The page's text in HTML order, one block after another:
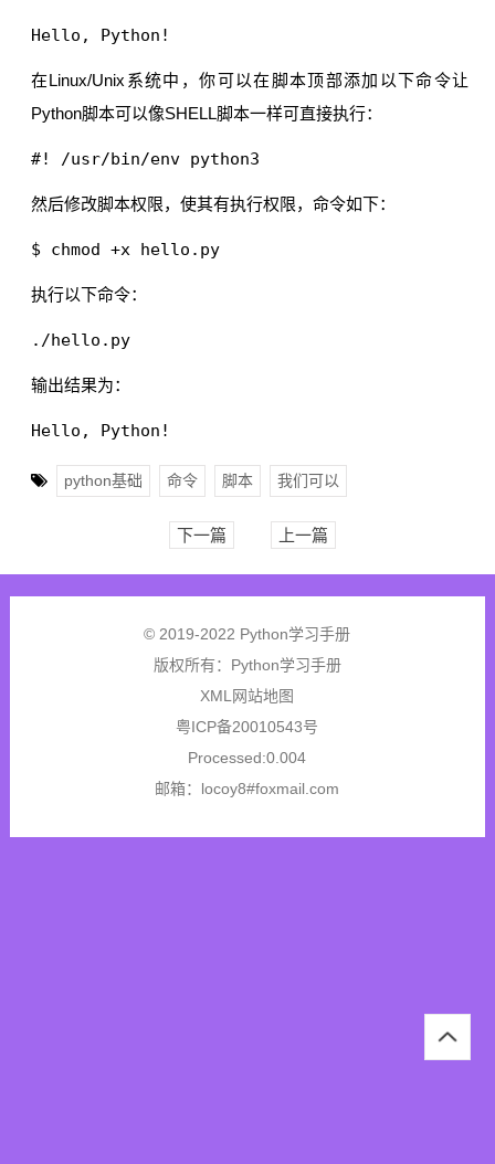
在Linux/Unix系统中，你可以在脚本顶部添加以下命令让
Python脚本可以像SHELL脚本一样可直接执行：
然后修改脚本权限，使其有执行权限，命令如下：
执行以下命令：
输出结果为：
python基础 命令 脚本 我们可以
下一篇 上一篇
© 2019-2022 Python学习手册
版权所有： Python学习手册
XML网站地图
粤ICP备20010543号
Processed:0.004
邮箱：locoy8#foxmail.com